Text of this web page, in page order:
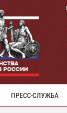
ПРЕСС-СЛУЖБА